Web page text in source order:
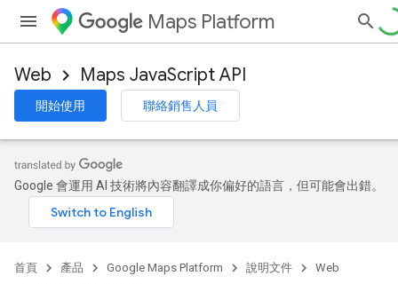
Maps Platform
Web Maps JavaScript API
開始使用 聯絡銷售人員
Google 會運用 AI 技術將內容翻譯成你偏好的語言，但可能會出錯。
首頁 產品 Google Maps Platform 說明文件
Web